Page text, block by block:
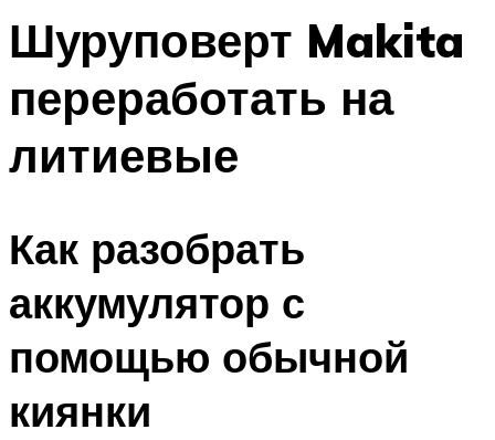
Шуруповерт Makita
переработать на
литиевые
Как разобрать
аккумулятор с
помощью обычной
киянки